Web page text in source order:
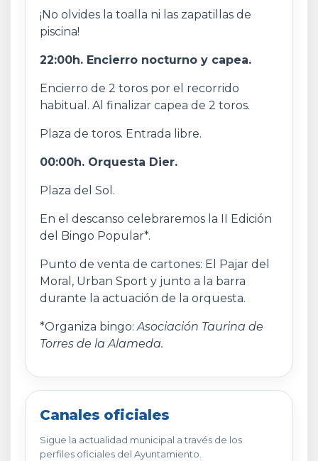
¡No olvides la toalla ni las zapatillas de
piscina!
22:00h. Encierro nocturno y capea.
Encierro de 2 toros por el recorrido
habitual. Al finalizar capea de 2 toros.
Plaza de toros. Entrada libre.
00:00h. Orquesta Dier.
Plaza del Sol.
En el descanso celebraremos la II Edición
del Bingo Popular*.
Punto de venta de cartones: El Pajar del
Moral, Urban Sport y junto a la barra
durante la actuación de la orquesta.
*Organiza bingo:Asociación Taurina de
Torres de la Alameda.
Canales oficiales
Sigue la actualidad municipal a través de los
perfiles oficiales del Ayuntamiento.